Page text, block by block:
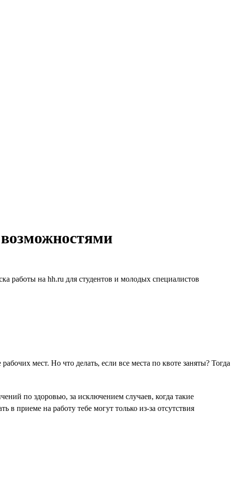
работы на hh.ru для студентов и молодых специалистов
мест. Но что делать, если все места по квоте заняты? Тогда
по здоровью, за исключением случаев, когда такие
в приеме на работу тебе могут только из-за отсутствия